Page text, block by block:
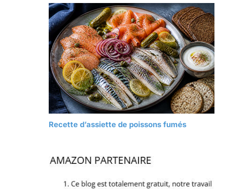
Recette d’assiette de poissons fumés